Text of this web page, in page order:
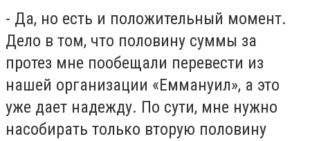
- Да, но есть и положительный момент.
Дело в том, что половину суммы за
протез мне пообещали перевести из
нашей организации «Еммануил», а это
уже дает надежду. По сути, мне нужно
насобирать только вторую половину